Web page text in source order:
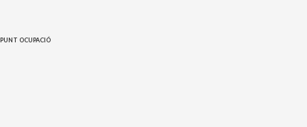
PUNT OCUPACIÓ